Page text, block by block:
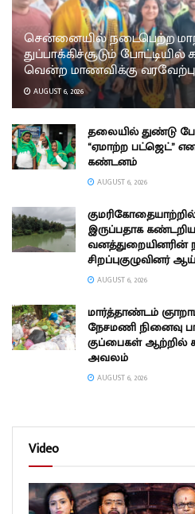
சென்னையில் நடைபெற்ற
துப்பாக்கிச்சூடும்
வென்ற மாணவிக்கு வரவேற்பு
AUGUST 6, 2026
தலையில் துண்டு
“ஏமாற்ற பட்ஜெட்”
கண்டனம்
AUGUST 6, 2026
இருப்பதாக
வனத்துறையினரின்
சிறப்புகுழுவினர்
AUGUST 6, 2026
மார்த்தாண்டம்
நேசமணி நினைவு
குப்பைகள் ஆற்றில்
அவலம்
AUGUST 6, 2026
Video